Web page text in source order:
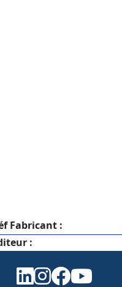
Fabricant :
: